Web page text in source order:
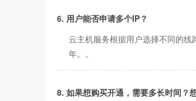
6. 用户能否申请多个IP？
云主机服务根据用户选择不同的
年。。
8. 如果想购买开通，需要多长时间？